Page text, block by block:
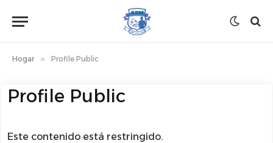
Hogar » Profile Public
Profile Public
Este contenido está restringido.